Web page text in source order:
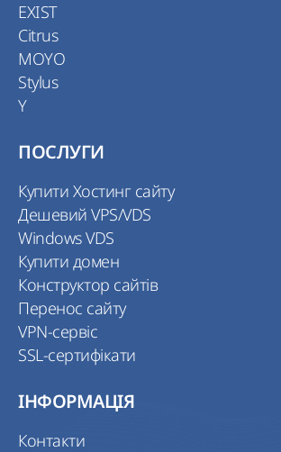
EXIST
Citrus
MOYO
Stylus
Y
ПОСЛУГИ
Купити Хостинг сайту
Дешевий VPS/VDS
Windows VDS
Купити домен
Конструктор сайтів
Перенос сайту
VPN-сервіс
SSL-сертифікати
ІНФОРМАЦІЯ
Контакти